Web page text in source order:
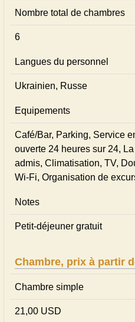
Nombre total de chambres
6
Langues du personnel
Ukrainien, Russe
Equipements
Café/Bar, Parking, Service
ouverte 24 heures sur 24,
admis, Climatisation, TV,
Wi-Fi, Organisation de
Notes
Petit-déjeuner gratuit
Chambre, prix à partir
Chambre simple
21,00 USD